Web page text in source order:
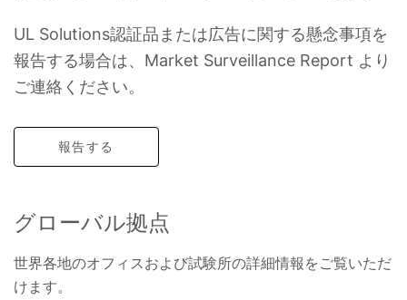
UL Solutions認証品または広告に関する懸念事項を
報告する場合は、Market Surveillance Report より
ご連絡ください。
報告する
グローバル拠点
世界各地のオフィスおよび試験所の詳細情報をご覧いただ
けます。